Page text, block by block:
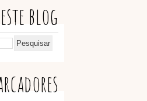
blog